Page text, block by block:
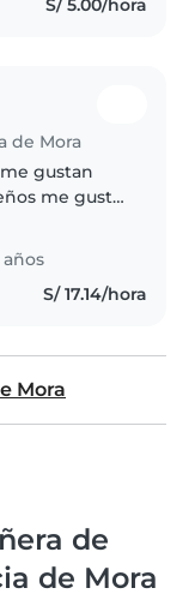
en edad
S/ 5.00/hora
de Mora
gustan
me gusta
me
al parque
años
S/ 17.14/hora
Mora
de
de Mora